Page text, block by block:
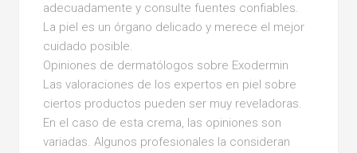
adecuadamente y consulte fuentes confiables.
La piel es un órgano delicado y merece el mejor
cuidado posible.
Opiniones de dermatólogos sobre Exodermin
Las valoraciones de los expertos en piel sobre
ciertos productos pueden ser muy reveladoras.
En el caso de esta crema, las opiniones son
variadas. Algunos profesionales la consideran